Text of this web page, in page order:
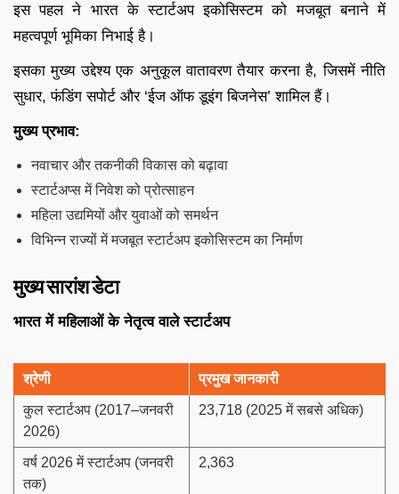
इस पहल ने भारत के स्टार्टअप इकोसिस्टम को मजबूत बनाने में
महत्वपूर्ण भूमिका निभाई है।
इसका मुख्य उद्देश्य एक अनुकूल वातावरण तैयार करना है, जिसमें नीति
सुधार, फंडिंग सपोर्ट और ‘ईज ऑफ डूइंग बिजनेस’ शामिल हैं।
मुख्य प्रभाव:
नवाचार और तकनीकी विकास को बढ़ावा
स्टार्टअप्स में निवेश को प्रोत्साहन
महिला उद्यमियों और युवाओं को समर्थन
विभिन्न राज्यों में मजबूत स्टार्टअप इकोसिस्टम का निर्माण
मुख्य सारांश डेटा
भारत में महिलाओं के नेतृत्व वाले स्टार्टअप
श्रेणी प्रमुख जानकारी
कुल स्टार्टअप (2017–जनवरी
2026)
23,718 (2025 में सबसे अधिक)
वर्ष 2026 में स्टार्टअप (जनवरी
तक)
2,363